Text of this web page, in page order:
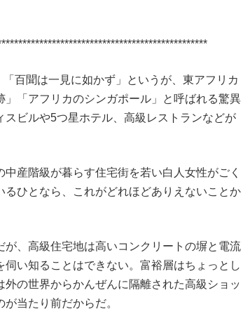
百聞は一見に如かず」というが、東アフリカ
「アフリカのシンガポール」と呼ばれる驚異
ビルや5つ星ホテル、高級レストランなどが
産階級が暮らす住宅街を若い白人女性がごく
ひとなら、これがどれほどありえないことか
、高級住宅地は高いコンクリートの塀と電流
い知ることはできない。富裕層はちょっとし
の世界からかんぜんに隔離された高級ショッ
当たり前だからだ。